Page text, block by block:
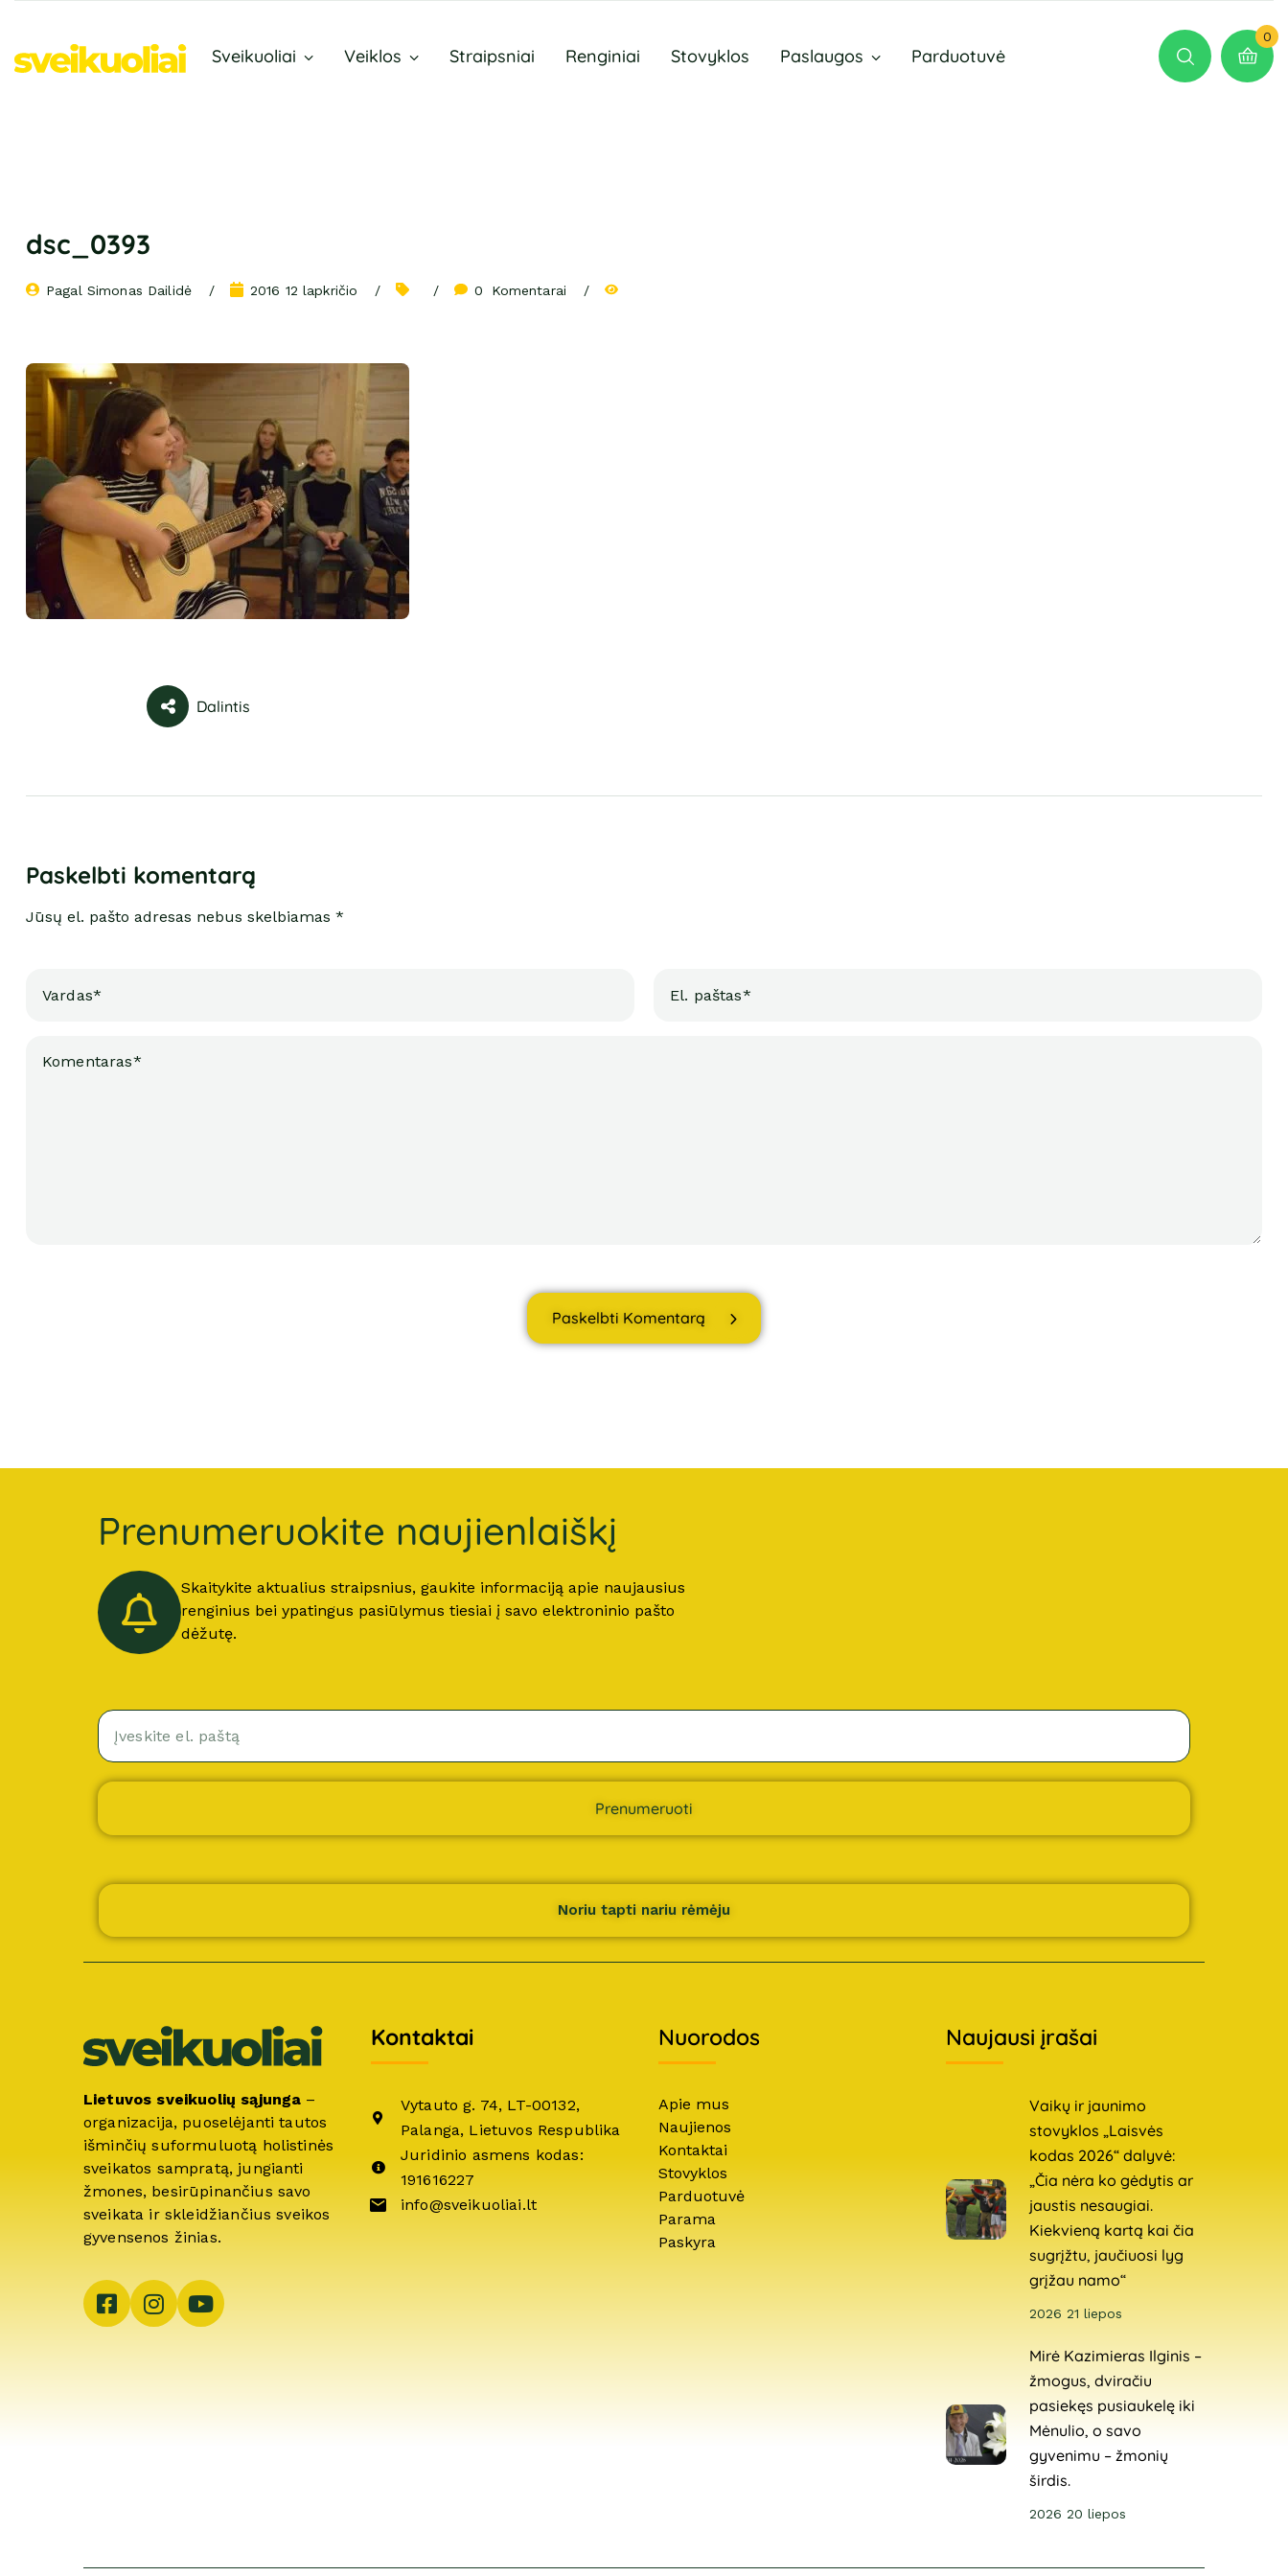
Sveikuoliai Veiklos Straipsniai Renginiai Stovyklos Paslaugos Parduotuvė
0
dsc_0393
Pagal Simonas Dailidė 2016 12 lapkričio 0 Komentarai
Dalintis
Paskelbti komentarą
Jūsų el. pašto adresas nebus skelbiamas *
Paskelbti Komentarą
Prenumeruokite naujienlaiškį
Skaitykite aktualius straipsnius, gaukite informaciją apie naujausius
renginius bei ypatingus pasiūlymus tiesiai į savo elektroninio pašto
dėžutę.
Prenumeruoti
Noriu tapti nariu rėmėju
Lietuvos sveikuolių sąjunga –
organizacija, puoselėjanti tautos
išminčių suformuluotą holistinės
sveikatos sampratą, jungianti
žmones, besirūpinančius savo
sveikata ir skleidžiančius sveikos
gyvensenos žinias.
Kontaktai
Vytauto g. 74, LT-00132,
Palanga, Lietuvos Respublika
Juridinio asmens kodas:
191616227
info@sveikuoliai.lt
Nuorodos
Apie mus
Naujienos
Kontaktai
Stovyklos
Parduotuvė
Parama
Paskyra
Naujausi įrašai
Vaikų ir jaunimo
stovyklos „Laisvės
kodas 2026“ dalyvė:
„Čia nėra ko gėdytis ar
jaustis nesaugiai.
Kiekvieną kartą kai čia
sugrįžtu, jaučiuosi lyg
grįžau namo“
2026 21 liepos
Mirė Kazimieras Ilginis –
žmogus, dviračiu
pasiekęs pusiaukelę iki
Mėnulio, o savo
gyvenimu – žmonių
širdis.
2026 20 liepos